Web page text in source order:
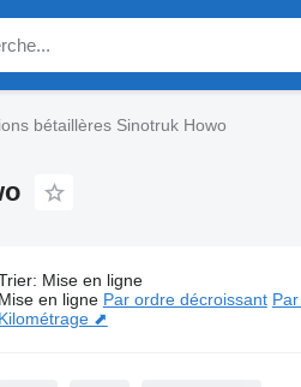
bétaillères Sinotruk Howo
1 annonce: Camions bétaillères
: Mise en ligne
Mise en ligne Par ordre décroissant
Kilométrage ⬈